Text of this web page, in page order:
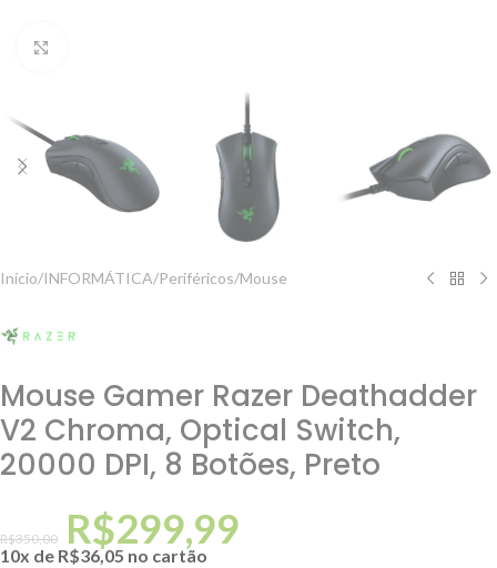
Início/INFORMÁTICA/Periféricos/Mouse
Mouse Gamer Razer Deathadder
V2 Chroma, Optical Switch,
20000 DPI, 8 Botões, Preto
R$350,00 R$299,99
10x de R$36,05 no cartão